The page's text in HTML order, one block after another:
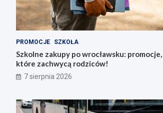
PROMOCJE SZKOŁA
Szkolne zakupy po wrocławsku: promocje,
które zachwycą rodziców!
7 sierpnia 2026